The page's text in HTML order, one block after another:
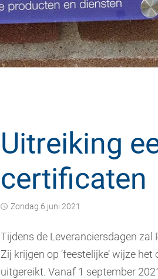
Uitreiking
certificaten
zondag 6 juni 2021
Tijdens de Leveranciersdagen zal
Zij krijgen op ‘feestelijke’ wijze
uitgereikt. Vanaf 1 september